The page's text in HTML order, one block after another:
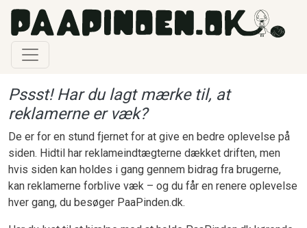
Gå til hovedindhold
Pssst! Har du lagt mærke til, at
reklamerne er væk?
De er for en stund fjernet for at give en bedre oplevelse på
siden. Hidtil har reklameindtægterne dækket driften, men
hvis siden kan holdes i gang gennem bidrag fra brugerne,
kan reklamerne forblive væk – og du får en renere oplevelse
hver gang, du besøger PaaPinden.dk.